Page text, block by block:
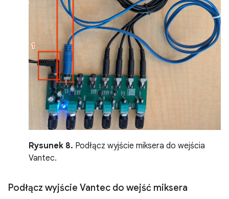
Rysunek 8. Podłącz wyjście miksera do wejścia
Vantec.
Podłącz wyjście Vantec do wejść miksera